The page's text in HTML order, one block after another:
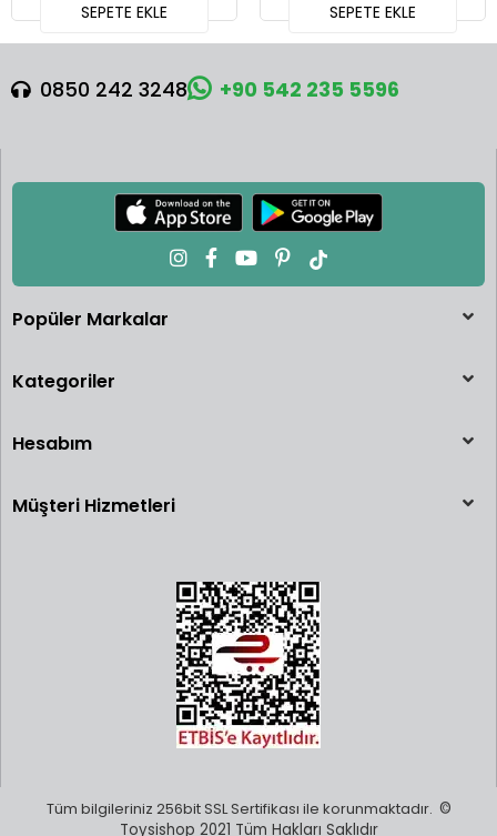
SEPETE EKLE SEPETE EKLE
0850 242 3248 +90 542 235 5596
Popüler Markalar
Kategoriler
Hesabım
Müşteri Hizmetleri
Tüm bilgileriniz 256bit SSL Sertifikası ile korunmaktadır. ©
Toysishop 2021 Tüm Hakları Saklıdır